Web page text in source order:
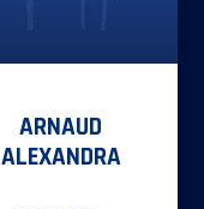
ARNAUD
ALEXANDRA